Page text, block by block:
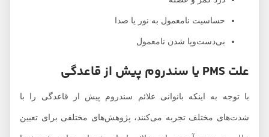
حساسیت نامعمول به نور یا صدا
بی‌دست‌وپا شدن نامعمول
علت PMS یا سندروم پیش از قاعدگی
با توجه به اینکه بانوانی علائم سندروم پیش از قاعدگی را با
شدت‌های مختلف تجربه می‌کنند، پژوهش‌های مختلفی برای تعیین